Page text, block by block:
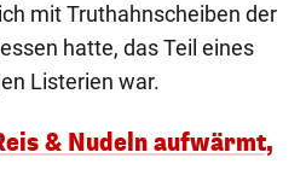
mit Truthahnscheiben der
hatte, das Teil eines
Listerien war.
& Nudeln aufwärmt,